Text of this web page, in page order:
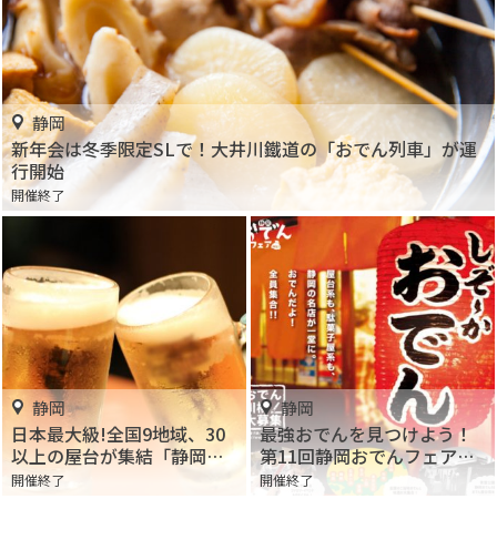
静岡
新年会は冬季限定SLで！大井川鐵道の「おでん列車」が運
行開始
開催終了
静岡
日本最大級!全国9地域、30
以上の屋台が集結「静岡お
でんフェア 2017」
開催終了
静岡
最強おでんを見つけよう！
第11回静岡おでんフェア２
０１７
開催終了